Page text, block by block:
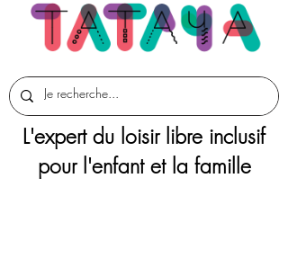
L'expert du loisir libre inclusif
pour l'enfant et la famille